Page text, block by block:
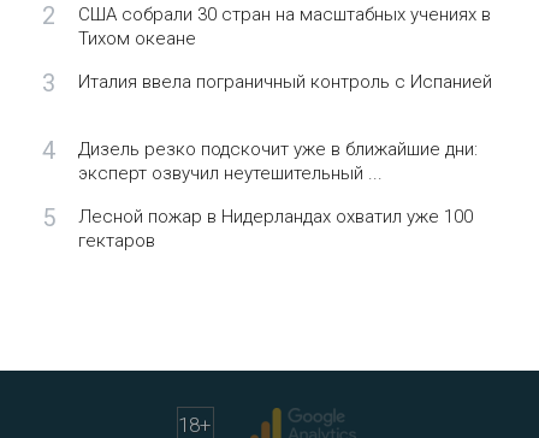
2
США собрали 30 стран на масштабных учениях в
Тихом океане
3 Италия ввела пограничный контроль с Испанией
4
Дизель резко подскочит уже в ближайшие дни:
эксперт озвучил неутешительный ...
5
Лесной пожар в Нидерландах охватил уже 100
гектаров
18+